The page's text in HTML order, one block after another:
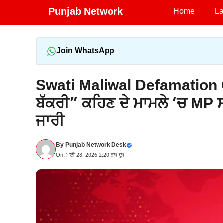
Punjab Network Home
Join WhatsApp
Swati Maliwal
ਬੱਕਰੀ” ਕਹਿਣ ਦੇ ਮਾਮਲੇ ‘ਚ MP
ਜਾਰੀ
ByPunjab Network Desk
On: ਮਈ 28, 2026 2:20 ਬਾਃ ਦੁਃ